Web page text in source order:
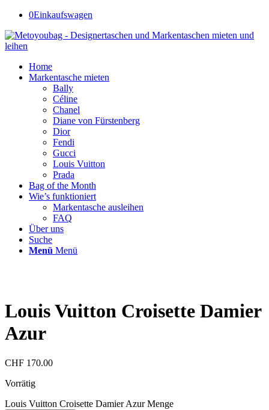
0Einkaufswagen
Home
Markentasche mieten
Bally
Céline
Chanel
Diane von Fürstenberg
Dior
Fendi
Gucci
Louis Vuitton
Prada
Bag of the Month
Wie’s funktioniert
Markentasche ausleihen
FAQ
Über uns
Suche
Menü Menü
Louis Vuitton Croisette Damier
Azur
CHF 170.00
Vorrätig
Louis Vuitton Croisette Damier Azur Menge